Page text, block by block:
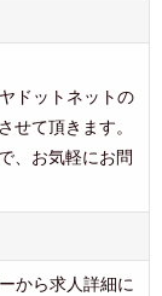
ドットネットの
せて頂きます。
、お気軽にお問
から求人詳細に